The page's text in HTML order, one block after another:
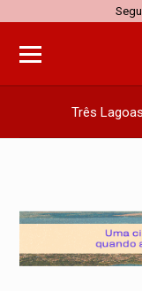
Três Lagoas